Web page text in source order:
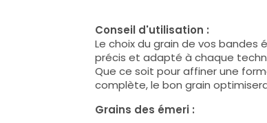
Conseil d'utilisation :
Le choix du grain de vos
précis et adapté à chaque
Que ce soit pour affiner une
complète, le bon grain
Grains des émeri :